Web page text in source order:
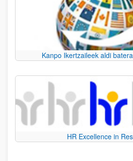
Kanpo Ikertzaileek aldi
HR Excellence in